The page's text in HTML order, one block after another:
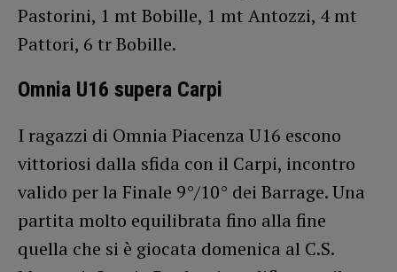
Pastorini, 1 mt Bobille, 1 mt Antozzi, 4 mt
Pattori, 6 tr Bobille.
Omnia U16 supera Carpi
I ragazzi di Omnia Piacenza U16 escono
vittoriosi dalla sfida con il Carpi, incontro
valido per la Finale 9°/10° dei Barrage. Una
partita molto equilibrata fino alla fine
quella che si è giocata domenica al C.S.